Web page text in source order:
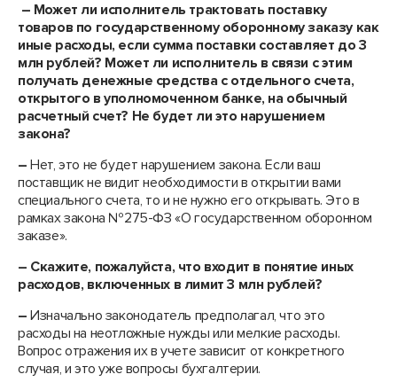
– Может ли исполнитель трактовать поставку
товаров по государственному оборонному заказу как
иные расходы, если сумма поставки составляет до 3
млн рублей? Может ли исполнитель в связи с этим
получать денежные средства с отдельного счета,
открытого в уполномоченном банке, на обычный
расчетный счет? Не будет ли это нарушением
закона?
–Нет, это не будет нарушением закона. Если ваш
поставщик не видит необходимости в открытии вами
специального счета, то и не нужно его открывать. Это в
рамках закона №275-ФЗ «О государственном оборонном
заказе».
– Скажите, пожалуйста, что входит в понятие иных
расходов, включенных в лимит 3 млн рублей?
–Изначально законодатель предполагал, что это
расходы на неотложные нужды или мелкие расходы.
Вопрос отражения их в учете зависит от конкретного
случая, и это уже вопросы бухгалтерии.